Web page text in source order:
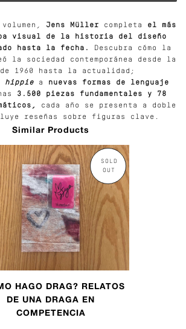
volumen, Jens Müller completa el más
visual de la historia del diseño
hasta la fecha.
Descubra cómo la
la sociedad contemporánea desde la
de 1960 hasta la actualidad;
hippie a nuevas formas de lenguaje
3.500 piezas fundamentales y 78
cada año se presenta a doble
reseñas sobre figuras clave.
Similar Products
SOLD
OUT
HAGO DRAG? RELATOS
DE UNA DRAGA EN
COMPETENCIA